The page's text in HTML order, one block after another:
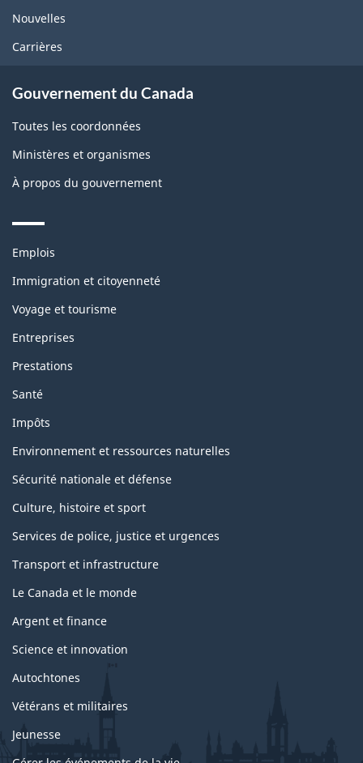
Nouvelles
Carrières
Gouvernement du Canada
Toutes les coordonnées
Ministères et organismes
À propos du gouvernement
Themes
topics
Emplois
Immigration et citoyenneté
Voyage et tourisme
Entreprises
Prestations
Santé
Impôts
Environnement et ressources naturelles
Sécurité nationale et défense
Culture, histoire et sport
Services de police, justice et urgences
Transport et infrastructure
Le Canada et le monde
Argent et finance
Science et innovation
Autochtones
Vétérans et militaires
Jeunesse